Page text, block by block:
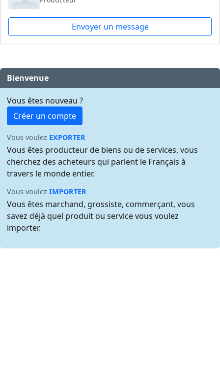
Envoyer un message
Bienvenue
Vous êtes nouveau ?
Créer un compte
Vous voulez EXPORTER
Vous êtes producteur de biens ou de services, vous
cherchez des acheteurs qui parlent le Français à
travers le monde entier.
Vous voulezIMPORTER
Vous êtes marchand, grossiste, commerçant, vous
savez déjà quel produit ou service vous voulez
importer.